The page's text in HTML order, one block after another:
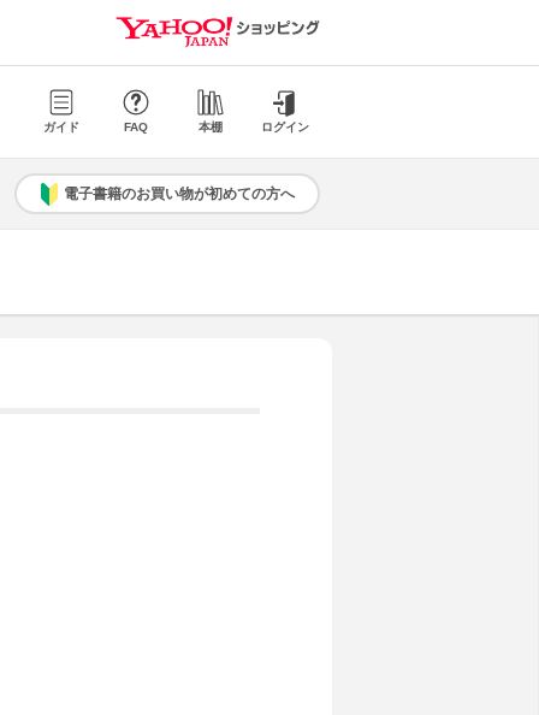
ガイド FAQ 本棚 ログイン
電子書籍のお買い物が初めての方へ